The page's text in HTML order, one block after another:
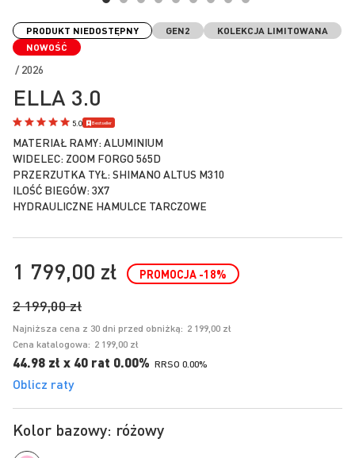
na
początek
ELLA 3.0
5.0 Bestseller
PRODUKT NIEDOSTĘPNY GEN2
KOLEKCJA LIMITOWANA
NOWOŚĆ
/ 2026
MATERIAŁ RAMY: ALUMINIUM
WIDELEC: ZOOM FORGO 565D
PRZERZUTKA TYŁ: SHIMANO ALTUS M310
ILOŚĆ BIEGÓW: 3X7
HYDRAULICZNE HAMULCE TARCZOWE
Kolor bazowy: różowy
1 799,00 zł
2 199,00 zł
PROMOCJA -18%
Najniższa cena z 30 dni przed obniżką: 2 199,00 zł
Cena katalogowa: 2 199,00 zł
44.98 zł x 40 rat 0.00% RRSO 0.00%
Oblicz raty